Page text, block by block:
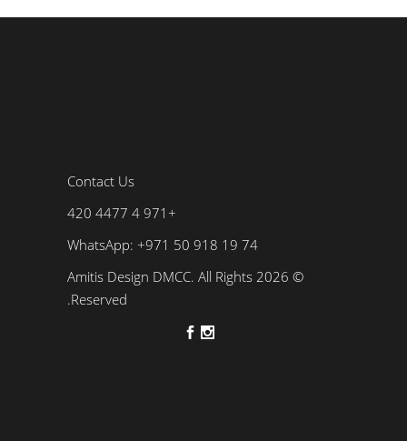
Contact Us
+971 4 4477 420
WhatsApp: +971 50 918 19 74
© 2026 Amitis Design DMCC. All Rights
Reserved.